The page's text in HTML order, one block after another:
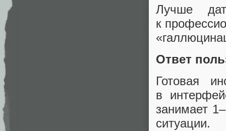
Лучше
к
Ответ
Готовая
в
занимает
ситуации.